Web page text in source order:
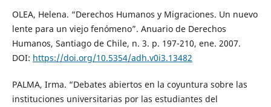
OLEA, Helena. “Derechos Humanos y Migraciones. Un nuevo
lente para un viejo fenómeno”. Anuario de Derechos
Humanos, Santiago de Chile, n. 3. p. 197-210, ene. 2007.
DOI: https://doi.org/10.5354/adh.v0i3.13482
PALMA, Irma. “Debates abiertos en la coyuntura sobre las
instituciones universitarias por las estudiantes del